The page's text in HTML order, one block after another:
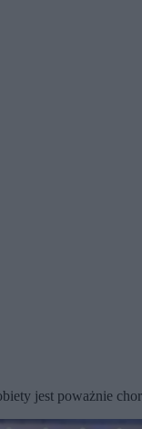
jest poważnie